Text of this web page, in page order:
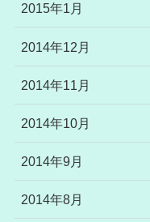
2015年1月
2014年12月
2014年11月
2014年10月
2014年9月
2014年8月